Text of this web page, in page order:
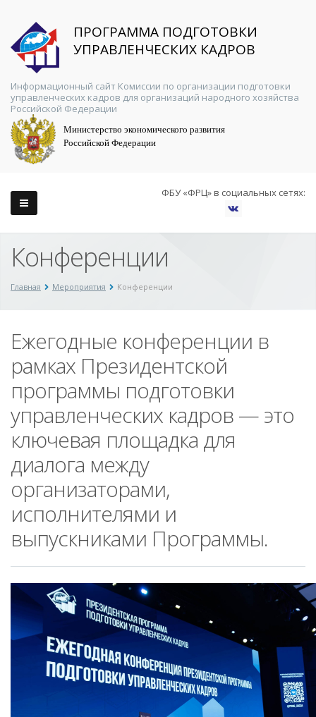
ПРОГРАММА ПОДГОТОВКИ
УПРАВЛЕНЧЕСКИХ КАДРОВ
Информационный сайт Комиссии по организации подготовки
управленческих кадров для организаций народного хозяйства
Российской Федерации
Министерство экономического развития
Российской Федерации
ФБУ «ФРЦ» в социальных сетях:
Конференции
Главная Мероприятия Конференции
Ежегодные конференции в
рамках Президентской
программы подготовки
управленческих кадров — это
ключевая площадка для
диалога между
организаторами,
исполнителями и
выпускниками Программы.